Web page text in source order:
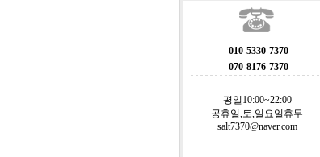
010-5330-7370
070-8176-7370
평일10:00~22:00
공휴일,토,일요일휴무
salt7370@naver.com